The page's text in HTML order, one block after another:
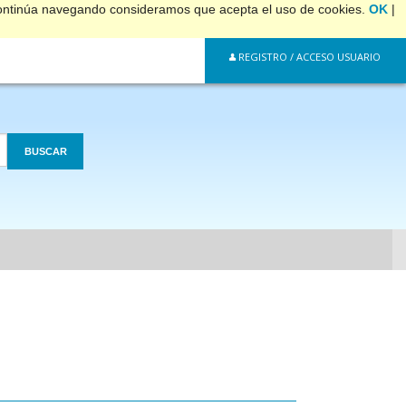
navegando consideramos que acepta el uso de cookies. OK |
REGISTRO / ACCESO USUARIO
BUSCAR